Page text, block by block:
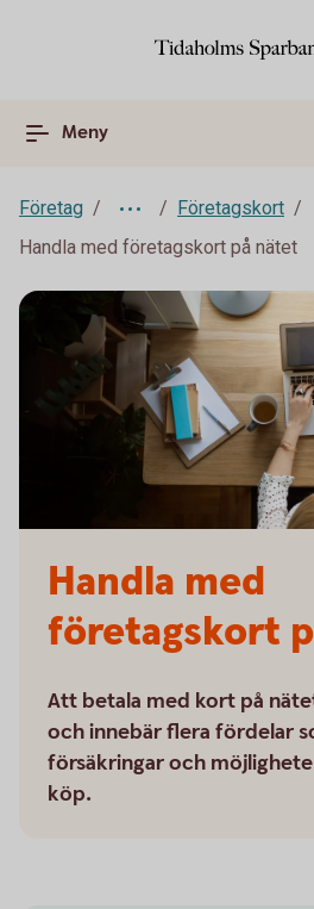
Meny
Företag
Företagskort
Handla med företagskort på nätet
Handla med
företagskort
Att betala med kort på
och innebär flera fördelar
försäkringar och
köp.